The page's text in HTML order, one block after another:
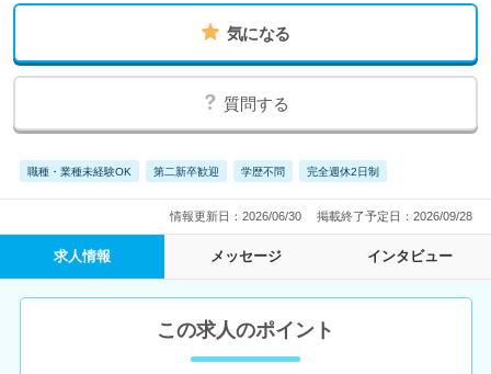
気になる
質問する
職種・業種未経験OK 第二新卒歓迎 学歴不問 完全週休2日制
情報更新日：2026/06/30 掲載終了予定日：2026/09/28
求人情報 メッセージ インタビュー
この求人のポイント